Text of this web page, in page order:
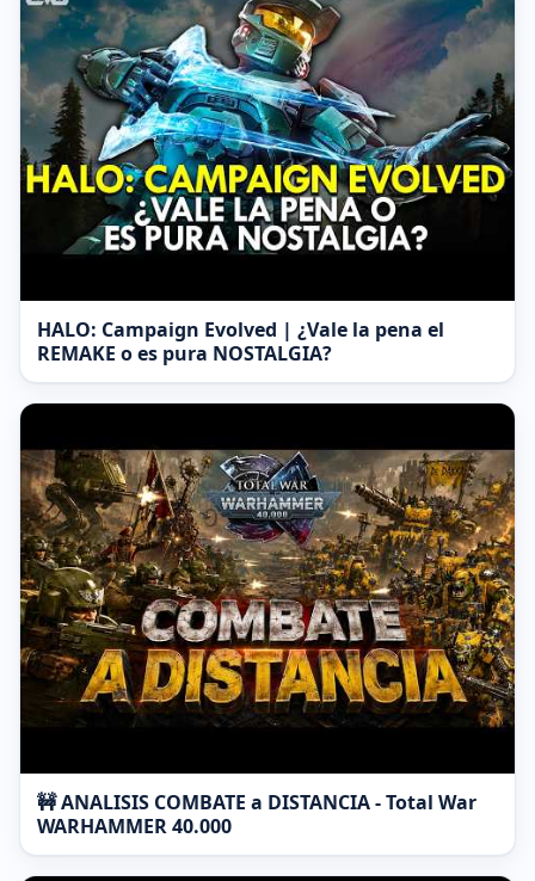
HALO: Campaign Evolved | ¿Vale la pena el
REMAKE o es pura NOSTALGIA?
🚧 ANALISIS COMBATE a DISTANCIA - Total War
WARHAMMER 40.000